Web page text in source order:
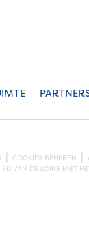
COOKIES BEHEREN
VAN DE LOIRE MET